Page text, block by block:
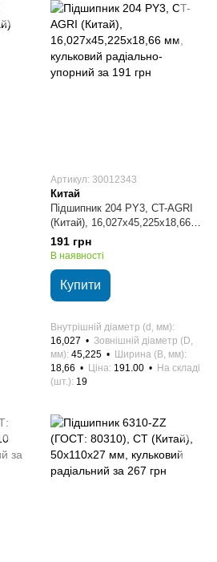
Артикул: 30012343
Китай
Підшипник 204 PY3, CT-AGRI
(Китай), 16,027х45,225х18,66
мм, кульковий радіально-
упорний
191 грн
В наявності
Купити
Внутрішній діаметр (d, мм)
16,027
Зовнішній діаметр (D,
мм) 45,225
Ширина (B, мм)
18,66
Ціна 191.00
На складі
(шт.) 19